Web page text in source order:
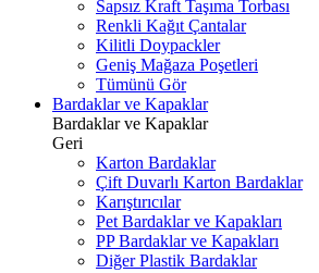
Sapsız Kraft Taşıma Torbası
Renkli Kağıt Çantalar
Kilitli Doypackler
Geniş Mağaza Poşetleri
Tümünü Gör
Bardaklar ve Kapaklar
Bardaklar ve Kapaklar
Geri
Karton Bardaklar
Çift Duvarlı Karton Bardaklar
Karıştırıcılar
Pet Bardaklar ve Kapakları
PP Bardaklar ve Kapakları
Diğer Plastik Bardaklar